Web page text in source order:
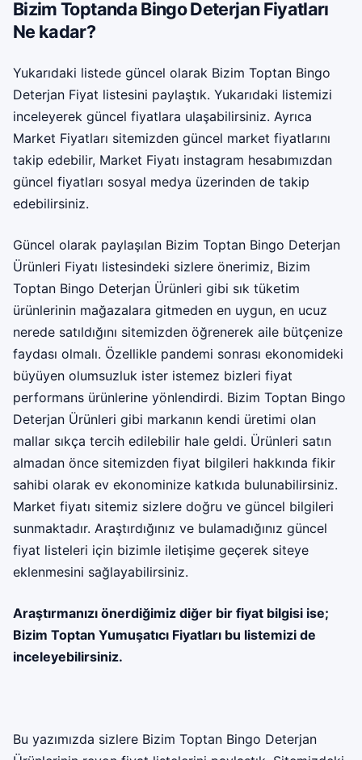
Bizim Toptanda Bingo Deterjan Fiyatları
Ne kadar?
Yukarıdaki listede güncel olarak Bizim Toptan Bingo
Deterjan Fiyat listesini paylaştık. Yukarıdaki listemizi
inceleyerek güncel fiyatlara ulaşabilirsiniz. Ayrıca
Market Fiyatları sitemizden güncel market fiyatlarını
takip edebilir, Market Fiyatı instagram hesabımızdan
güncel fiyatları sosyal medya üzerinden de takip
edebilirsiniz.
Güncel olarak paylaşılan Bizim Toptan Bingo Deterjan
Ürünleri Fiyatı listesindeki sizlere önerimiz, Bizim
Toptan Bingo Deterjan Ürünleri gibi sık tüketim
ürünlerinin mağazalara gitmeden en uygun, en ucuz
nerede satıldığını sitemizden öğrenerek aile bütçenize
faydası olmalı. Özellikle pandemi sonrası ekonomideki
büyüyen olumsuzluk ister istemez bizleri fiyat
performans ürünlerine yönlendirdi. Bizim Toptan Bingo
Deterjan Ürünleri gibi markanın kendi üretimi olan
mallar sıkça tercih edilebilir hale geldi. Ürünleri satın
almadan önce sitemizden fiyat bilgileri hakkında fikir
sahibi olarak ev ekonominize katkıda bulunabilirsiniz.
Market fiyatı sitemiz sizlere doğru ve güncel bilgileri
sunmaktadır. Araştırdığınız ve bulamadığınız güncel
fiyat listeleri için bizimle iletişime geçerek siteye
eklenmesini sağlayabilirsiniz.
Araştırmanızı önerdiğimiz diğer bir fiyat bilgisi ise;
Bizim Toptan Yumuşatıcı Fiyatları bu listemizi de
inceleyebilirsiniz.
Bu yazımızda sizlere Bizim Toptan Bingo Deterjan